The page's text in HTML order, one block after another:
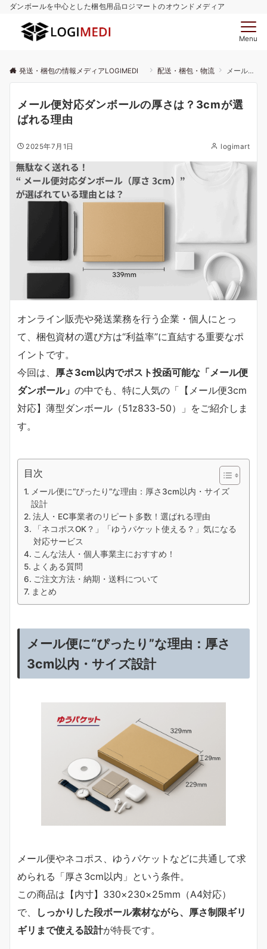
ダンボールを中心とした梱包用品ロジマートのオウンドメディア
Menu
発送・梱包の情報メディアLOGIMEDI 配送・梱包・物流 メール便対応ダンボールの厚さは？3cmが選ばれる理由
メール便対応ダンボールの厚さは？3cmが選
ばれる理由
2025年7月1日 logimart
オンライン販売や発送業務を行う企業・個人にとっ
て、梱包資材の選び方は“利益率”に直結する重要なポ
イントです。
今回は、 厚さ3cm以内でポスト投函可能な「メール便
ダンボール」 の中でも、特に人気の「【メール便3cm
対応】薄型ダンボール（51z833-50）」をご紹介しま
す。
目次
メール便に“ぴったり”な理由：厚さ3cm以内・サイズ
設計
法人・EC事業者のリピート多数！選ばれる理由
「ネコポスOK？」「ゆうパケット使える？」気になる
対応サービス
こんな法人・個人事業主におすすめ！
よくある質問
ご注文方法・納期・送料について
まとめ
メール便に“ぴったり”な理由：厚さ
3cm以内・サイズ設計
メール便やネコポス、ゆうパケットなどに共通して求
められる「厚さ3cm以内」という条件。
この商品は【内寸】330×230×25mm（A4対応）
で、
しっかりした段ボール素材ながら、厚さ制限ギリ
ギリまで使える設計が特長です。